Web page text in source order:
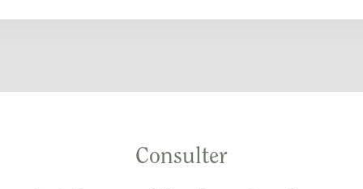
Consulter